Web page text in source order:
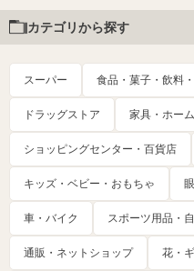
カテゴリから探す
スーパー 食品・菓子・飲料
ドラッグストア 家具・ホー
ショッピングセンター・百貨店
キッズ・ベビー・おもちゃ
車・バイク スポーツ用品・
通販・ネットショップ 花・